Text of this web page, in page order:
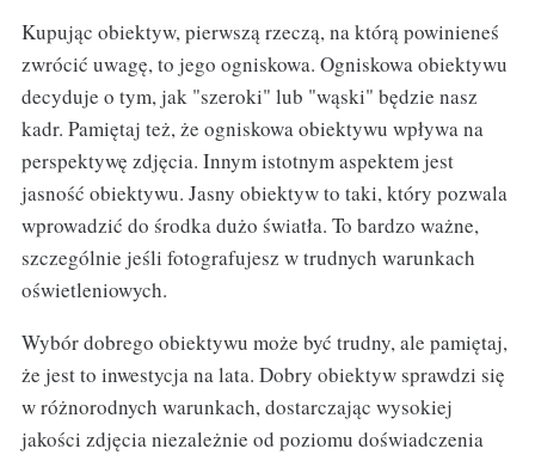
Kupując obiektyw, pierwszą rzeczą, na którą powinieneś
zwrócić uwagę, to jego ogniskowa. Ogniskowa obiektywu
decyduje o tym, jak "szeroki" lub "wąski" będzie nasz
kadr. Pamiętaj też, że ogniskowa obiektywu wpływa na
perspektywę zdjęcia. Innym istotnym aspektem jest
jasność obiektywu. Jasny obiektyw to taki, który pozwala
wprowadzić do środka dużo światła. To bardzo ważne,
szczególnie jeśli fotografujesz w trudnych warunkach
oświetleniowych.
Wybór dobrego obiektywu może być trudny, ale pamiętaj,
że jest to inwestycja na lata. Dobry obiektyw sprawdzi się
w różnorodnych warunkach, dostarczając wysokiej
jakości zdjęcia niezależnie od poziomu doświadczenia